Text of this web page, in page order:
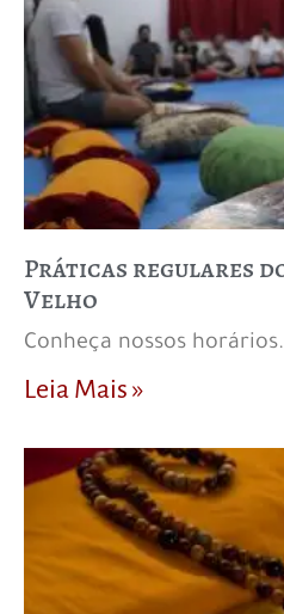
Práticas regulares
Velho
Conheça nossos horários.
Leia Mais »